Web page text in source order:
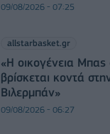
09/08/2026 - 07:25
allstarbasket.gr
«Η οικογένεια Μπας
βρίσκεται κοντά
Βιλερμπάν»
09/08/2026 - 06:27